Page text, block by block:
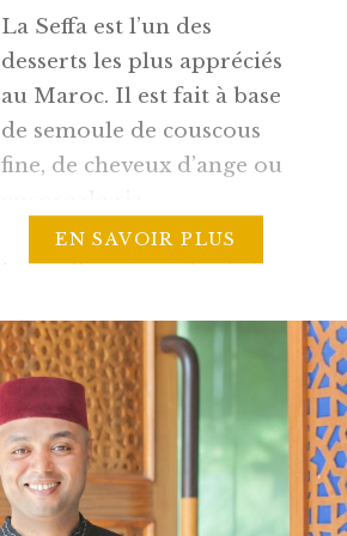
La Seffa est l’un des
desserts les plus appréciés
au Maroc. Il est fait à base
de semoule de couscous
fine, de cheveux d’ange ou
Délicatement épicé
(cannelle, gingembre) et
glace et raisins secs), la
Seffa se déguste froide ou
chaude, en dessert ou en
accompagnement d’un
repas marocain….
EN SAVOIR PLUS